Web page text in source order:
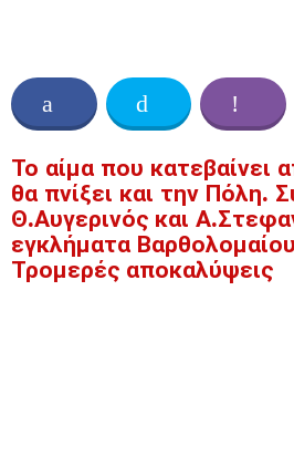
Το αίμα που κατεβαίνει
θα πνίξει και την Πόλη.
Θ.Αυγερινός και
εγκλήματα
Τρομερές αποκαλύψεις